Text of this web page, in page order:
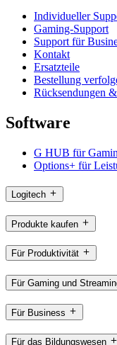
Individueller
Gaming-Support
Support für
Kontakt
Ersatzteile
Bestellung
Rücksendungen
Software
G HUB für
Options+ für
Logitech
Produkte kaufen
Für Produktivität
Für Gaming und
Für Business
Für das Bildungswesen